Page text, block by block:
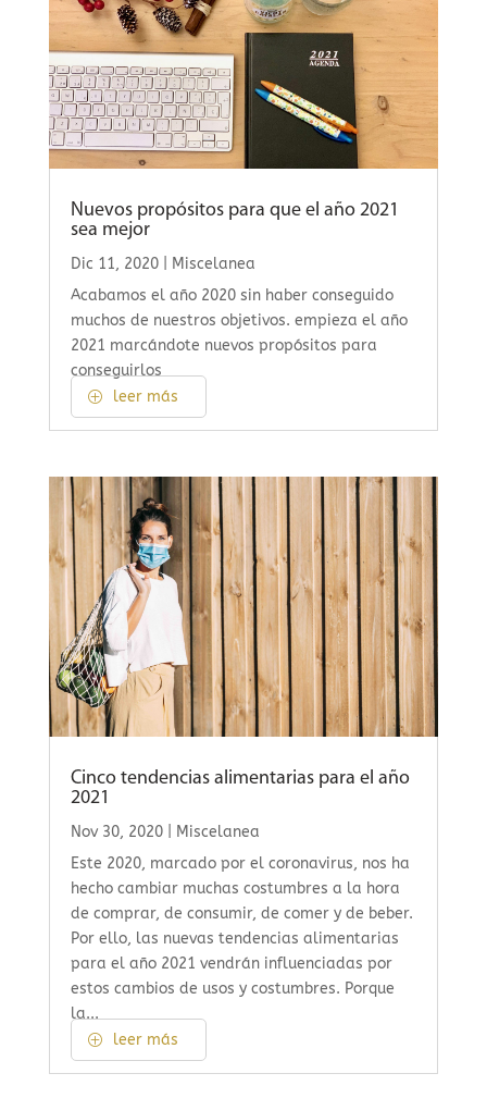
Nuevos propósitos para que el año 2021
sea mejor
Dic 11, 2020| Miscelanea
Acabamos el año 2020 sin haber conseguido
muchos de nuestros objetivos. empieza el año
2021 marcándote nuevos propósitos para
conseguirlos
leer más
Cinco tendencias alimentarias para el año
2021
Nov 30, 2020|
Miscelanea
Este 2020, marcado por el coronavirus, nos ha
hecho cambiar muchas costumbres a la hora
de comprar, de consumir, de comer y de beber.
Por ello, las nuevas tendencias alimentarias
para el año 2021 vendrán influenciadas por
estos cambios de usos y costumbres. Porque
la...
leer más